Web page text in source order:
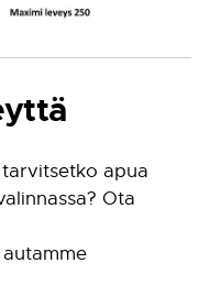
DC
apua
Ota